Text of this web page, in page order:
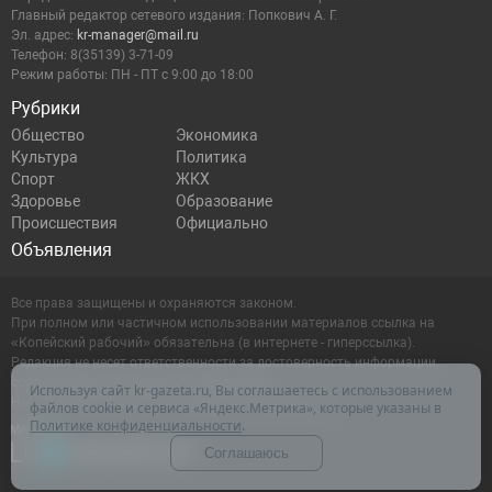
Рубрики
Общество
Экономика
Культура
Политика
Спорт
ЖКХ
Здоровье
Образование
Происшествия
Официально
Объявления
Главный редактор сетевого издания: Попкович А. Г.
Эл. адрес: kr-manager@mail.ru
Телефон: 8(35139) 3-71-09
Режим работы: ПН - ПТ с 9:00 до 18:00
Все права защищены и охраняются законом.
При полном или частичном использовании материалов ссылка на
«Копейский рабочий» обязательна (в интернете - гиперссылка).
Редакция не несет ответственности за достоверность информации,
содержащейся в рекламных объявлениях.
Настоящий ресурс может содержать материалы 16+
Используя сайт kr-gazeta.ru, Вы соглашаетесь с использованием
файлов cookie и сервиса «Яндекс.Метрика», которые указаны в
Политике конфиденциальности.
Соглашаюсь